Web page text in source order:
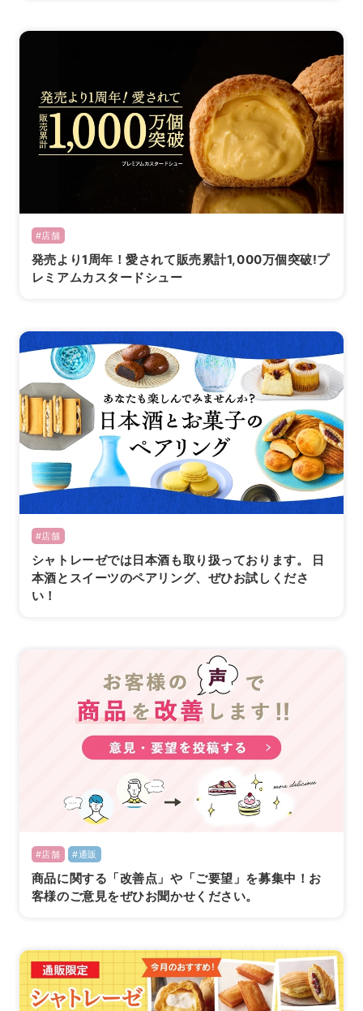
#店舗
発売より1周年！愛されて販売累計1,000万個突破!プ
レミアムカスタードシュー
#店舗
シャトレーゼでは日本酒も取り扱っております。 日
本酒とスイーツのペアリング、ぜひお試しくださ
い！
#店舗 #通販
商品に関する「改善点」や「ご要望」を募集中！お
客様のご意見をぜひお聞かせください。
岳や末広がりを意味す
つ時」という意味を込
る、こだわりのスイー
さい。
Singapore
Malaysia
Hong Kong
UAE
Thailand
Vietnam